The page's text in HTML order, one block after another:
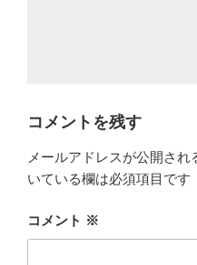
コメントを残す
メールアドレスが公開され
いている欄は必須項目です
コメント ※